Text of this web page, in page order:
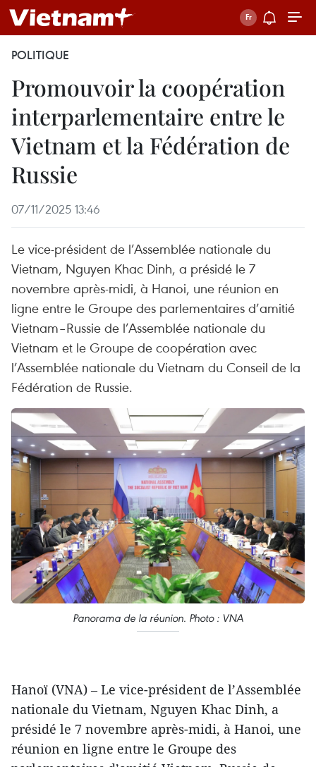
POLITIQUE
Promouvoir la coopération
interparlementaire entre le
Vietnam et la Fédération de
Russie
07/11/2025 13:46
Le vice-président de l’Assemblée nationale du
Vietnam, Nguyen Khac Dinh, a présidé le 7
novembre après-midi, à Hanoi, une réunion en
ligne entre le Groupe des parlementaires d’amitié
Vietnam–Russie de l’Assemblée nationale du
Vietnam et le Groupe de coopération avec
l’Assemblée nationale du Vietnam du Conseil de la
Fédération de Russie.
Panorama de la réunion. Photo : VNA
Hanoï (VNA) – Le vice-président de l’Assemblée
nationale du Vietnam, Nguyen Khac Dinh, a
présidé le 7 novembre après-midi, à Hanoi, une
réunion en ligne entre le Groupe des